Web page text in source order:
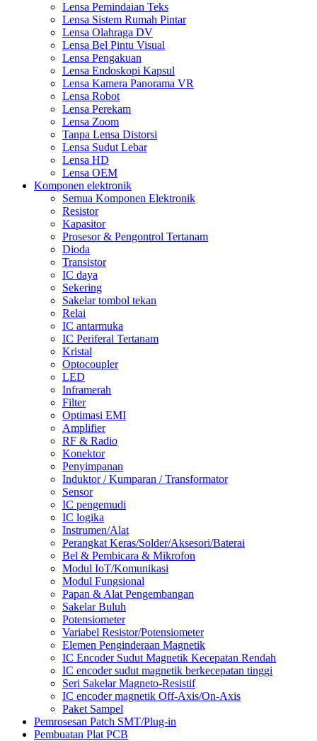
Lensa Pemindaian Teks
Lensa Sistem Rumah Pintar
Lensa Olahraga DV
Lensa Bel Pintu Visual
Lensa Pengakuan
Lensa Endoskopi Kapsul
Lensa Kamera Panorama VR
Lensa Robot
Lensa Perekam
Lensa Zoom
Tanpa Lensa Distorsi
Lensa Sudut Lebar
Lensa HD
Lensa OEM
Komponen elektronik
Semua Komponen Elektronik
Resistor
Kapasitor
Prosesor & Pengontrol Tertanam
Dioda
Transistor
IC daya
Sekering
Sakelar tombol tekan
Relai
IC antarmuka
IC Periferal Tertanam
Kristal
Optocoupler
LED
Inframerah
Filter
Optimasi EMI
Amplifier
RF & Radio
Konektor
Penyimpanan
Induktor / Kumparan / Transformator
Sensor
IC pengemudi
IC logika
Instrumen/Alat
Perangkat Keras/Solder/Aksesori/Baterai
Bel & Pembicara & Mikrofon
Modul IoT/Komunikasi
Modul Fungsional
Papan & Alat Pengembangan
Sakelar Buluh
Potensiometer
Variabel Resistor/Potensiometer
Elemen Penginderaan Magnetik
IC Encoder Sudut Magnetik Kecepatan Rendah
IC encoder sudut magnetik berkecepatan tinggi
Seri Sakelar Magneto-Resistif
IC encoder magnetik Off-Axis/On-Axis
Paket Sampel
Pemrosesan Patch SMT/Plug-in
Pembuatan Plat PCB